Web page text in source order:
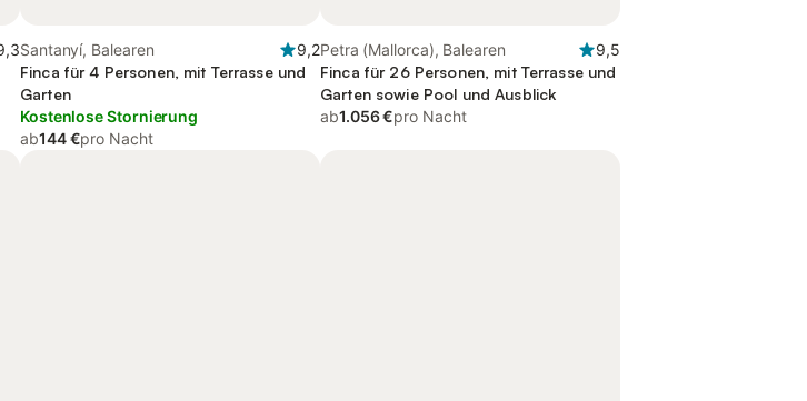
Santanyí, Balearen
9,2
Finca für 4 Personen, mit Terrasse und
Garten
Kostenlose Stornierung
ab144 €pro Nacht
Petra (Mallorca), Balearen
9,5
Finca für 26 Personen, mit Terrasse und
Garten sowie Pool und Ausblick
ab1.056 €pro Nacht